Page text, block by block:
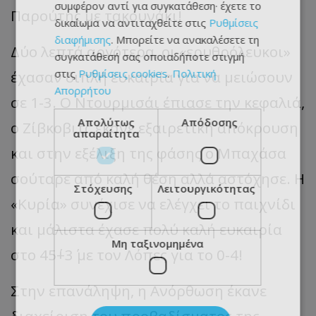
Παρούτης με τακουνάκι!
Δύο λεπτά αργότερα, οι «ερυθρόλευκοι»
έχασαν διπλή ευκαιρία για να μειώσουν
σε 1-3. Ο Ντουρμισάι έπιασε την κεφαλιά,
ο Ζίβκοβιτς έκανε εξαιρετική απόκρουση
και στην εξέλιξη της φάσης ο Μπαχάσα
σούταρε από καλή θέση αλλά αστόχησε. Η
«Κυρία» συνέχισε να ελέγχει το παιχνίδι
και μάλιστα έχασε πολύ καλή ευκαιρία
στο 45΄+3΄ με τον Λόπες για το 0-4!
Στην επανάληψη, η Ανόρθωση έκανε
συμφέρον αντί για συγκατάθεση· έχετε το
δικαίωμα να αντιταχθείτε στις Ρυθμίσεις
διαφήμισης. Μπορείτε να ανακαλέσετε τη
συγκατάθεσή σας οποιαδήποτε στιγμή
στις Ρυθμίσεις cookies.Πολιτική
Απορρήτου
Απολύτως
απαραίτητα
Απόδοσης
Στόχευσης Λειτουργικότητας
Μη ταξινομημένα